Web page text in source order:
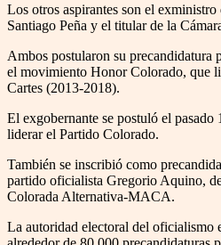
Los otros aspirantes son el
Santiago Peña y el titular de la
Ambos postularon su precandidatura
el movimiento Honor Colorado, que
Cartes (2013-2018).
El exgobernante se postuló el pasado
liderar el Partido Colorado.
También se inscribió como
partido oficialista Gregorio Aquino,
Colorada Alternativa-MACA.
La autoridad electoral del oficialismo